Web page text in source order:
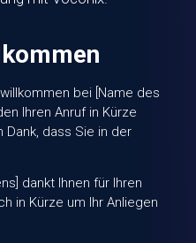
bei [Name des
Ihren Anruf in Kürze
Dank, dass Sie in der
dankt Ihnen für Ihren
in Kürze um Ihr Anliegen